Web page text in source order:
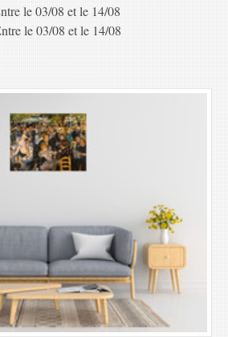
le 03/08 et le 14/08
le 03/08 et le 14/08